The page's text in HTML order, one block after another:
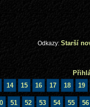
Odkazy: Starší
14 15 16 17 18 19
51 52 53 54 55 56